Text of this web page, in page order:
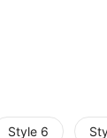
Style 6